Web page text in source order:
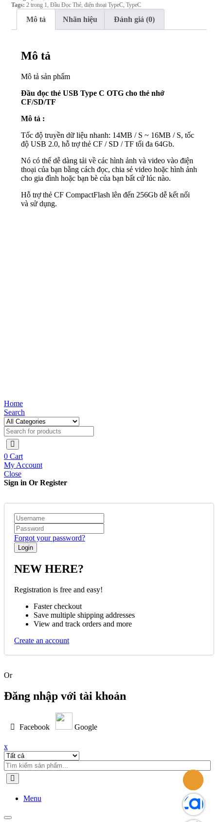
Tags: 2 trong 1, Đầu Đọc Thẻ, điện thoại TypeC, TypeC
Mô tả Nhãn hiệu Đánh giá (0)
Mô tả
Mô tả sản phẩm
Đầu đọc thẻ USB Type C OTG cho thẻ nhớ
CF/SD/TF
Mô tả :
Tốc độ truyền dữ liệu nhanh: 14MB / S ~ 16MB / S, tốc
độ USB 2.0, hỗ trợ thẻ CF / SD / TF tối đa 64Gb.
Nó có thể dễ dàng tải về các hình ảnh và video vào điện
thoại của bạn bằng cách đọc, chia sẻ video hoặc hình ảnh
cho gia đình hoặc bạn bè của bạn bất cứ lúc nào.
Hỗ trợ thẻ CF CompactFlash lên đến 256Gb dễ kết nối
và sử dụng.
Quick View
Bút cảm ứng Baseus Smooth Writing Capacitive Stylus
dùng cho iPad Pro/ Smartphone/ Tablet Android (Active +
Passive Version, Magnetic Adsorption, Tilt & Strength
sensitive)
799.000 ₫
Quick View
Number Plate Tint (Dual-number)
199.000₫
Home
Search
0 Cart
My Account
Close
Sign in Or Register
Forgot your password?
NEW HERE?
Registration is free and easy!
Faster checkout
Save multiple shipping addresses
View and track orders and more
Create an account
Or
Đăng nhập với tài khoản
Facebook Google
x
Menu